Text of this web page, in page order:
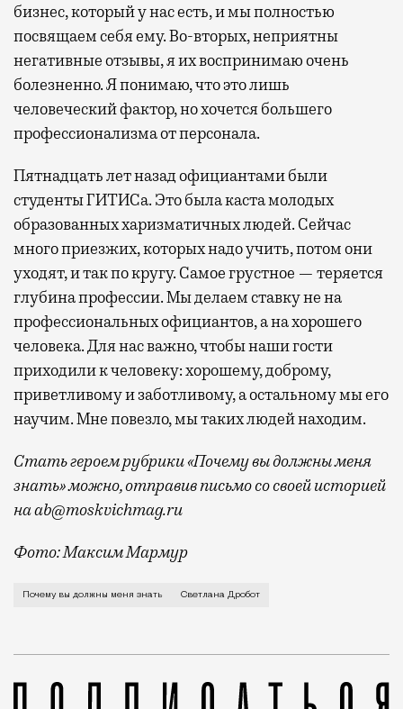
бизнес, который у нас есть, и мы полностью
посвящаем себя ему. Во-вторых, неприятны
негативные отзывы, я их воспринимаю очень
болезненно. Я понимаю, что это лишь
человеческий фактор, но хочется большего
профессионализма от персонала.
Пятнадцать лет назад официантами были
студенты ГИТИСа. Это была каста молодых
образованных харизматичных людей. Сейчас
много приезжих, которых надо учить, потом они
уходят, и так по кругу. Самое грустное — теряется
глубина профессии. Мы делаем ставку не на
профессиональных официантов, а на хорошего
человека. Для нас важно, чтобы наши гости
приходили к человеку: хорошему, доброму,
приветливому и заботливому, а остальному мы его
научим. Мне повезло, мы таких людей находим.
Стать героем рубрики «Почему вы должны меня
знать» можно, отправив письмо со своей историей
на ab@moskvichmag.ru
Фото: Максим Мармур
Я совладелец холдинга BB Group, в который
Почему вы должны меня знать Светлана Дробот